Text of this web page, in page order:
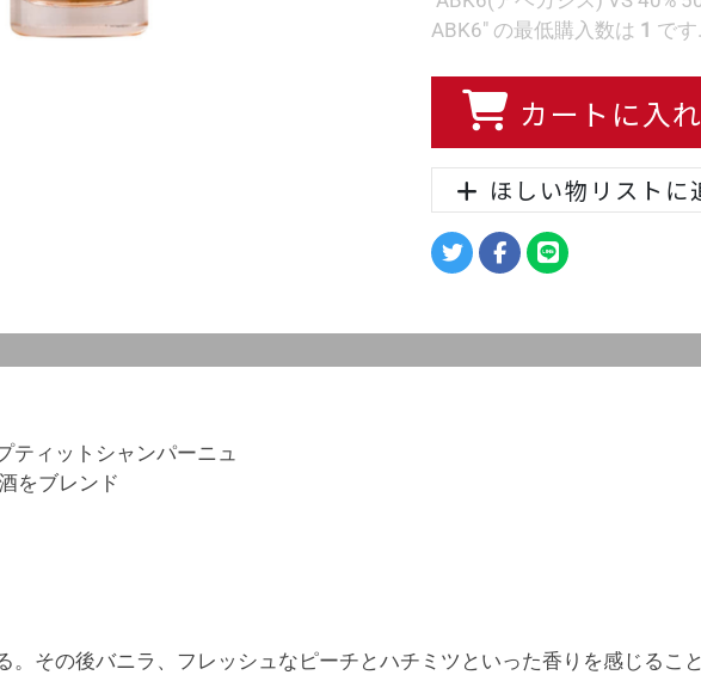
ABK6" の最低購入数は 1 です.
カートに入
ほしい物リストに
ティットシャンパーニュ
をブレンド
。その後バニラ、フレッシュなピーチとハチミツといった香りを感じること